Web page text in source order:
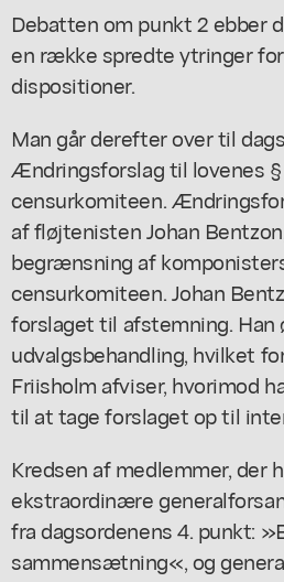
Debatten om punkt 2 ebber
en række spredte ytringer
dispositioner.
Man går derefter over til
Ændringsforslag til lovenes §
censurkomiteen.
af fløjtenisten Johan
begrænsning af
censurkomiteen. Johan
forslaget til afstemning.
udvalgsbehandling, hvilket
Friisholm afviser, hvorimod
til at tage forslaget op til
Kredsen af medlemmer, der
ekstraordinære
fra dagsordenens 4. punkt:
sammensætning«, og